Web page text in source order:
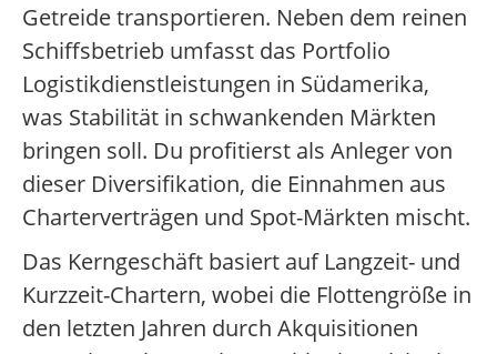
Getreide transportieren. Neben dem reinen
Schiffsbetrieb umfasst das Portfolio
Logistikdienstleistungen in Südamerika,
was Stabilität in schwankenden Märkten
bringen soll. Du profitierst als Anleger von
dieser Diversifikation, die Einnahmen aus
Charterverträgen und Spot-Märkten mischt.
Das Kerngeschäft basiert auf Langzeit- und
Kurzzeit-Chartern, wobei die Flottengröße in
den letzten Jahren durch Akquisitionen